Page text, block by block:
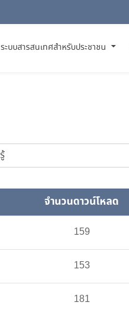
ระบบสารสนเทศสำหรับประชาชน
จำนวนดาวน์โหลด
159
153
181